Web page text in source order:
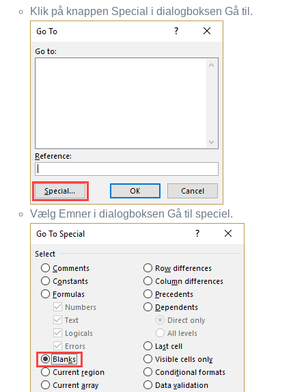
Klik på knappen Special i dialogboksen Gå til.
Vælg Emner i dialogboksen Gå til speciel.